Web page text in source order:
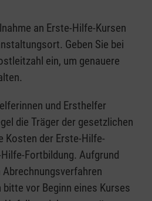
an Erste-Hilfe-Kursen
Geben Sie bei
ein, um genauere
und Ersthelfer
die Träger der gesetzlichen
Kosten der Erste-Hilfe-
Fortbildung. Aufgrund
vor Beginn eines Kurses